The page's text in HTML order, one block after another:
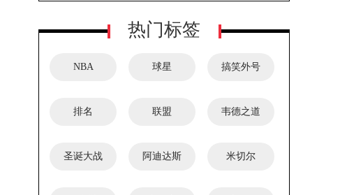
热门标签
NBA 球星 搞笑外号
排名 联盟 韦德之道
圣诞大战 阿迪达斯 米切尔